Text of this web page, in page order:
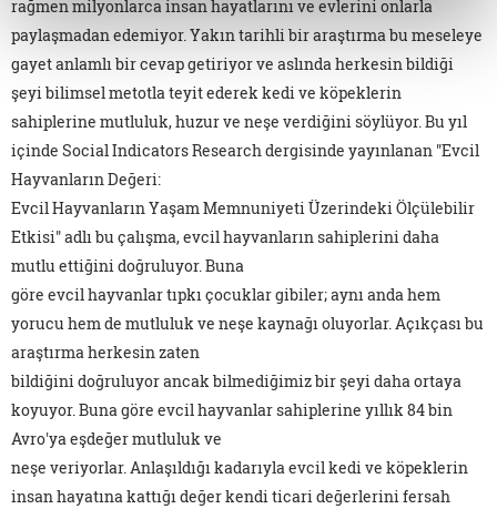
rağmen milyonlarca insan hayatlarını ve evlerini onlarla
paylaşmadan edemiyor. Yakın tarihli bir araştırma bu meseleye
gayet anlamlı bir cevap getiriyor ve aslında herkesin bildiği
şeyi bilimsel metotla teyit ederek kedi ve köpeklerin
sahiplerine mutluluk, huzur ve neşe verdiğini söylüyor. Bu yıl
içinde Social Indicators Research dergisinde yayınlanan "Evcil
Hayvanların Değeri:
Evcil Hayvanların Yaşam Memnuniyeti Üzerindeki Ölçülebilir
Etkisi" adlı bu çalışma, evcil hayvanların sahiplerini daha
mutlu ettiğini doğruluyor. Buna
göre evcil hayvanlar tıpkı çocuklar gibiler; aynı anda hem
yorucu hem de mutluluk ve neşe kaynağı oluyorlar. Açıkçası bu
araştırma herkesin zaten
bildiğini doğruluyor ancak bilmediğimiz bir şeyi daha ortaya
koyuyor. Buna göre evcil hayvanlar sahiplerine yıllık 84 bin
Avro'ya eşdeğer mutluluk ve
neşe veriyorlar. Anlaşıldığı kadarıyla evcil kedi ve köpeklerin
insan hayatına kattığı değer kendi ticari değerlerini fersah